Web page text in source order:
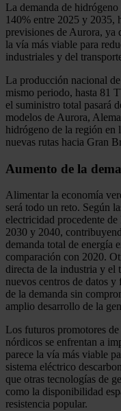
La demanda de
140% entre 2025 y 2035,
previsiones de Aurora, ya
la vía más viable para
industriales y del
La producción nacional
mismo periodo, hasta 81
el suministro total pasará
modelos de Aurora,
hidrógeno de la región en
nuevas rutas hacia Gran
Aumento de la
Alimentar la economía
será todo un reto. Según
electricidad procedente
2030 y 2040,
demanda total de energía
comparación con 2020.
directa de la industria y el
nuevos centros de datos y
de la demanda sin
amplio desarrollo de la
Los futuros promotores
nórdicos se enfrentan a
parece la vía más viable
sistema eléctrico
que otras tecnologías de
como la disponibilidad
resistencia popular.